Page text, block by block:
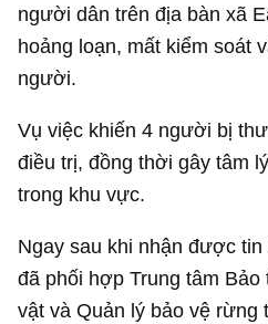
người dân trên địa bàn xã
hoảng loạn, mất kiểm soát
người.
Vụ việc khiến 4 người bị
điều trị, đồng thời gây tâm
trong khu vực.
Ngay sau khi nhận được
đã phối hợp Trung tâm
vật và Quản lý bảo vệ rừng